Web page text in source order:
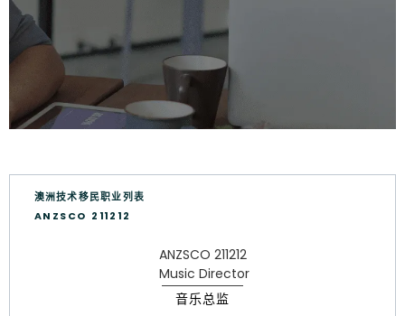
澳洲技术移民职业列表
ANZSCO 211212
ANZSCO 211212
Music Director
音乐总监